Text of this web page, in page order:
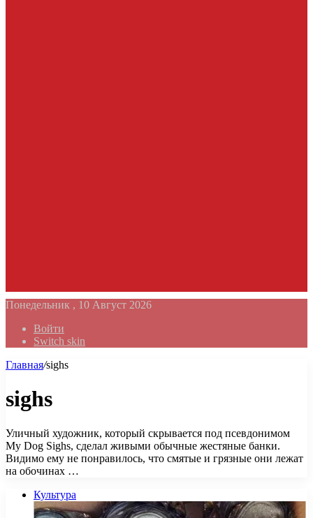
Понедельник , 10 Август 2026
Войти
Switch skin
Главная/sighs
sighs
Уличный художник, который скрывается под псевдонимом
My Dog Sighs, сделал живыми обычные жестяные банки.
Видимо ему не понравилось, что смятые и грязные они лежат
на обочинах …
Культура